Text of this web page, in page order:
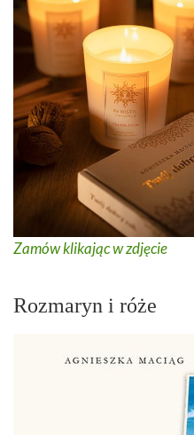
Zamów klikając w zdjęcie
Rozmaryn i róże